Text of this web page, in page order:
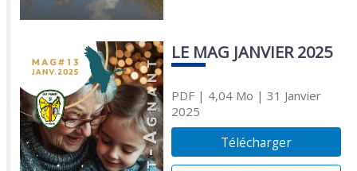
LE MAG JANVIER 2025
PDF| 4,04 Mo | 31 Janvier
2025
Télécharger